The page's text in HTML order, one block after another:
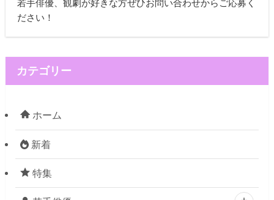
若手俳優、観劇が好きな方ぜひお問い合わせからご応募く
ださい！
カテゴリー
ホーム
新着
特集